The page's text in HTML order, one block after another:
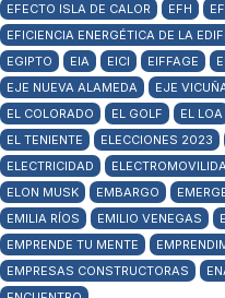
EFECTO ISLA DE CALOR
EFH
EFICIENCIA ENERGÉTICA DE LA
EGIPTO
EIA EICI EIFFAGE
EJE NUEVA ALAMEDA
EJE
EL COLORADO
EL GOLF EL LOA
EL TENIENTE
ELECCIONES 2023
ELECTRICIDAD
ELON MUSK
EMBARGO
EMILIA RÍOS
EMILIO VENEGAS
EMPRENDE TU MENTE
EMPRESAS CONSTRUCTORAS